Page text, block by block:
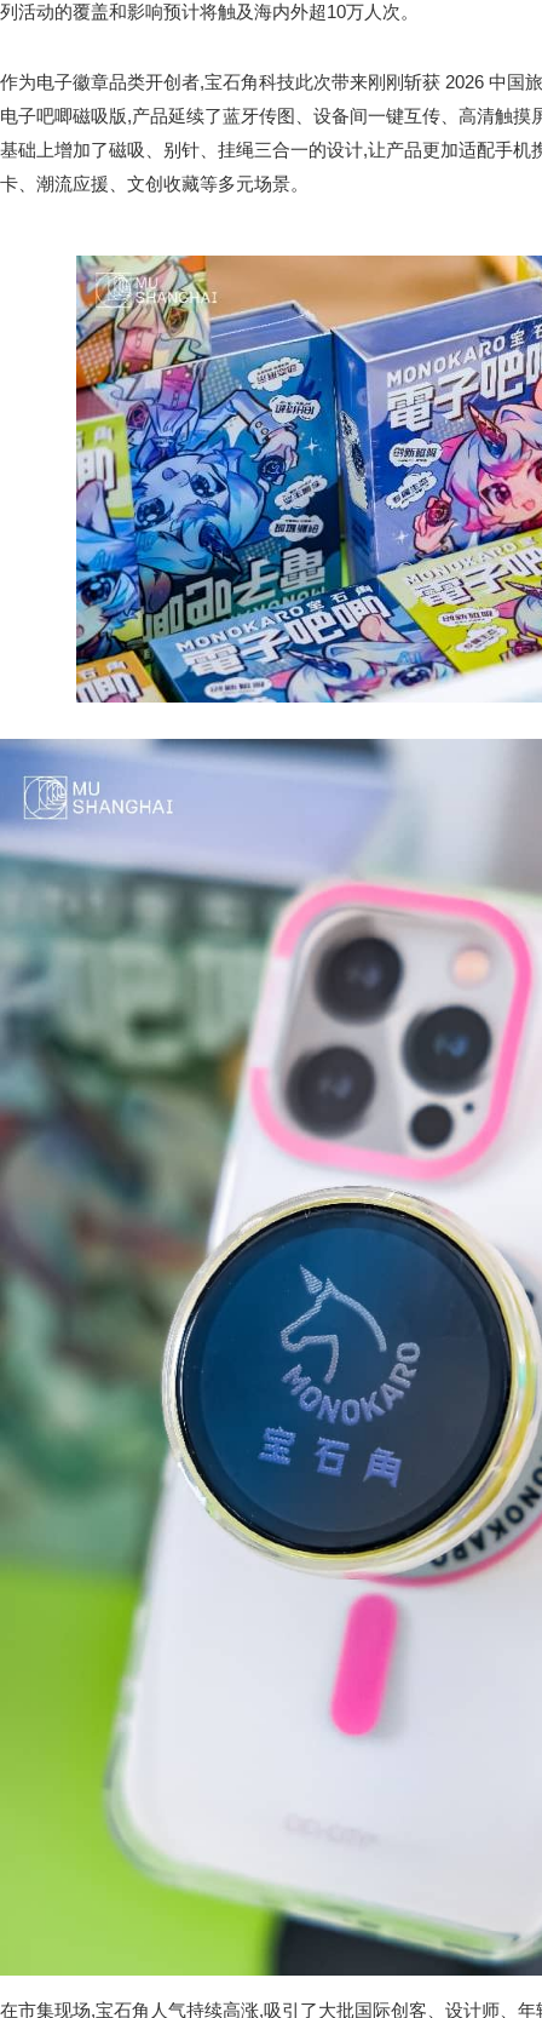
列活动的覆盖和影响预计将触及海内外超10万人次。
作为电子徽章品类开创者,宝石角科技此次带来刚刚斩获 2026 中
电子吧唧磁吸版,产品延续了蓝牙传图、设备间一键互传、高清触摸
基础上增加了磁吸、别针、挂绳三合一的设计,让产品更加适配手机
卡、潮流应援、文创收藏等多元场景。
在市集现场,宝石角人气持续高涨,吸引了大批国际创客、设计师、